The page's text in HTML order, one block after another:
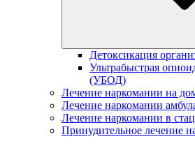
Детоксикация
Ультрабыстрая
(УБОД)
Лечение наркомании на
Лечение наркомании
Лечение наркомании в
Принудительное лечение